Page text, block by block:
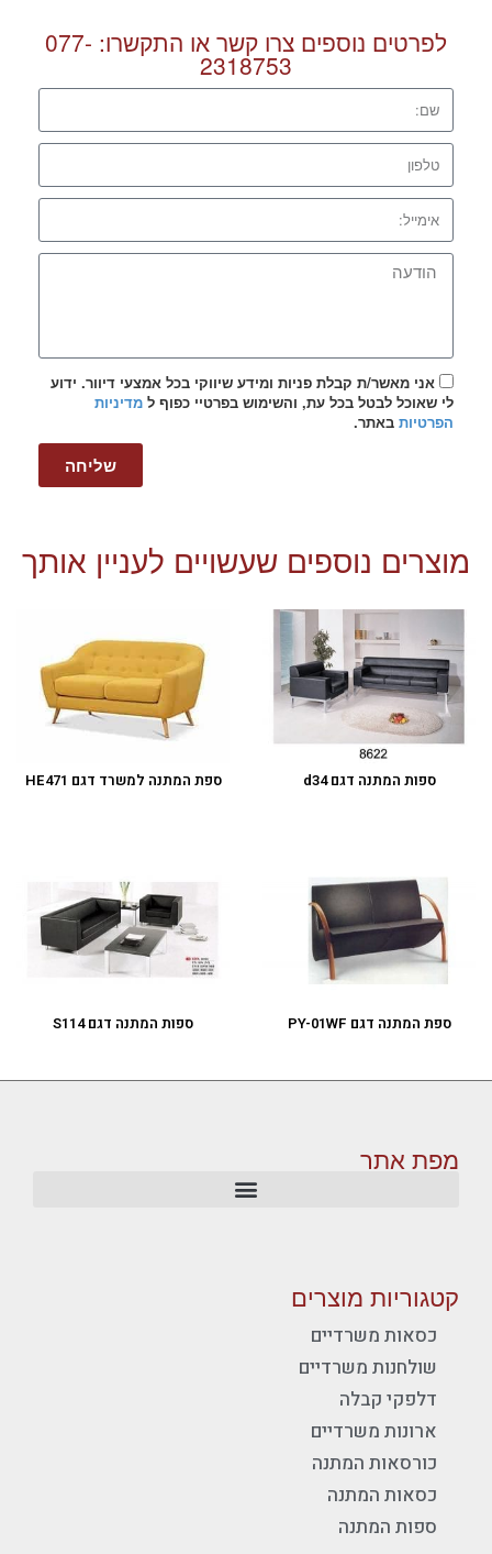
לפרטים נוספים צרו קשר או התקשרו: 077-
2318753
אני מאשר/ת קבלת פניות ומידע שיווקי בכל אמצעי דיוור. ידוע
לי שאוכל לבטל בכל עת, והשימוש בפרטיי כפוף ל מדיניות
הפרטיות באתר.
שליחה
מוצרים נוספים שעשויים לעניין אותך
ספות המתנה דגם d34 ספת המתנה למשרד דגם HE471
ספת המתנה דגם PY-01WF ספות המתנה דגם S114
מפת אתר
קטגוריות מוצרים
כסאות משרדיים
שולחנות משרדיים
דלפקי קבלה
ארונות משרדיים
כורסאות המתנה
כסאות המתנה
ספות המתנה